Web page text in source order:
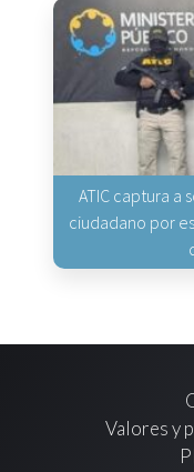
ATIC captura a
ciudadano por
Valores y